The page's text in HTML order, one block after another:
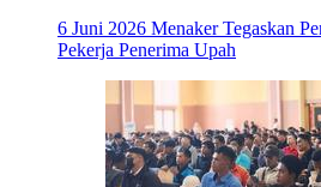
6 Juni 2026 Menaker Tegaskan
Pekerja Penerima Upah